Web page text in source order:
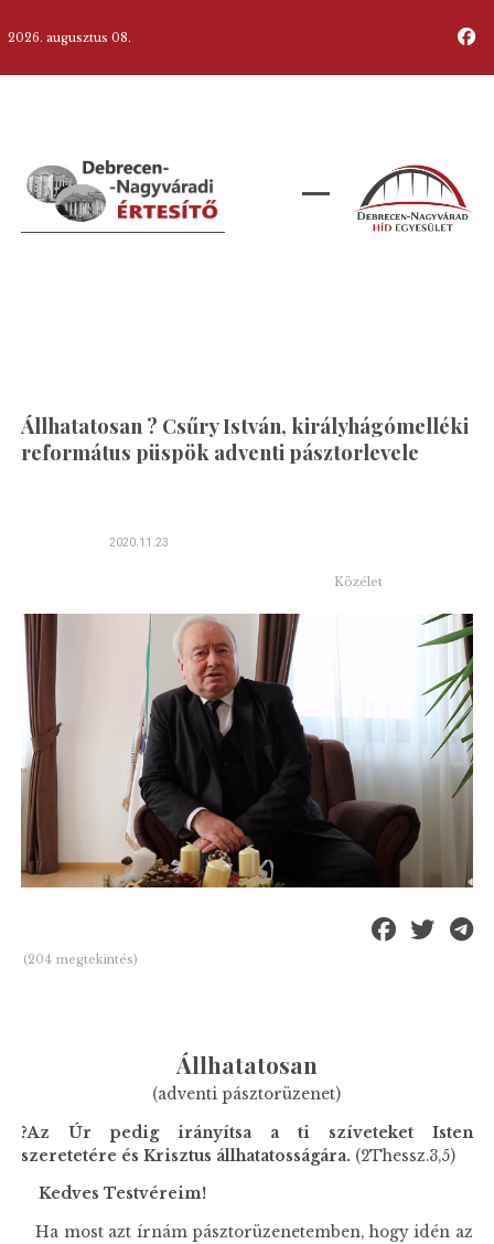
2026. augusztus 08.
Állhatatosan ? Csűry István, királyhágómelléki
református püspök adventi pásztorlevele
2020.11.23
Közélet
(204 megtekintés)
Állhatatosan
(adventi pásztorüzenet)
?Az Úr pedig irányítsa a ti szíveteket Isten
szeretetére és Krisztus állhatatosságára. (2Thessz.3,5)
Kedves Testvéreim!
Ha most azt írnám pásztorüzenetemben, hogy idén az